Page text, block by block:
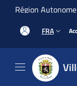
Salta al contenuto
Région
FRA